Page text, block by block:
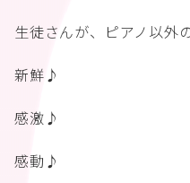
生徒さんが、ピアノ以外
新鮮♪
感激♪
感動♪